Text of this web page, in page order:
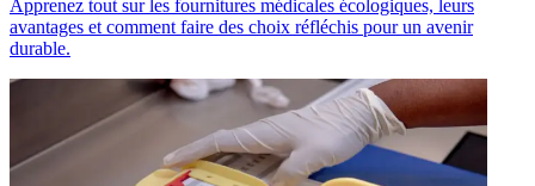
Apprenez tout sur les fournitures médicales écologiques, leurs
avantages et comment faire des choix réfléchis pour un avenir
durable.